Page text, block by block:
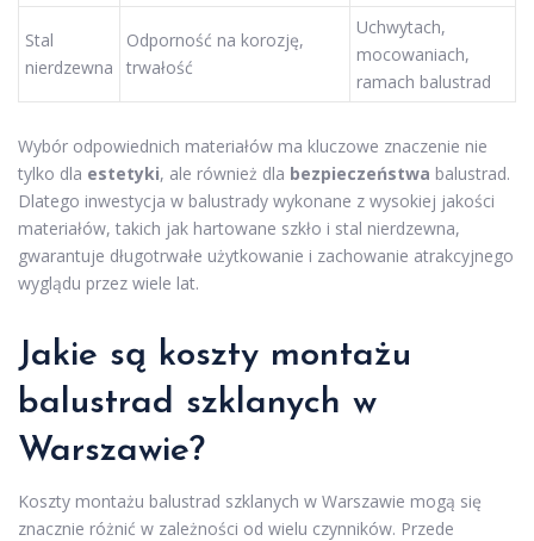
Stal
nierdzewna
Odporność na korozję,
trwałość
Uchwytach,
mocowaniach,
ramach balustrad
Wybór odpowiednich materiałów ma kluczowe znaczenie nie
tylko dla estetyki, ale również dla bezpieczeństwa balustrad.
Dlatego inwestycja w balustrady wykonane z wysokiej jakości
materiałów, takich jak hartowane szkło i stal nierdzewna,
gwarantuje długotrwałe użytkowanie i zachowanie atrakcyjnego
wyglądu przez wiele lat.
Jakie są koszty montażu
balustrad szklanych w
Warszawie?
Koszty montażu balustrad szklanych w Warszawie mogą się
znacznie różnić w zależności od wielu czynników. Przede